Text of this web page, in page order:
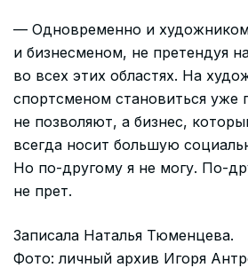
— Одновременно и
и бизнесменом, не претендуя
во всех этих областях. На
спортсменом становиться уже
не позволяют, а бизнес,
всегда носит большую
Но по-другому я не могу. По-
не прет.
Записала Наталья Тюменцева.
Фото: личный архив Игоря